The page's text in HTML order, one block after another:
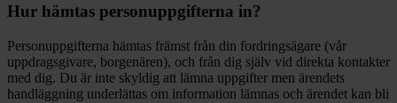
Hur hämtas personuppgifterna in?
Personuppgifterna hämtas främst från din fordringsägare (vår
uppdragsgivare, borgenären), och från dig själv vid direkta kontakter
med dig. Du är inte skyldig att lämna uppgifter men ärendets
handläggning underlättas om information lämnas och ärendet kan bli